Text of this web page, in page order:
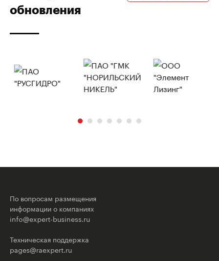
обновления
По вопросам размещения
информации о компаниях
info@expert-business.ru
Техническая поддержка
pages@raexpert.ru